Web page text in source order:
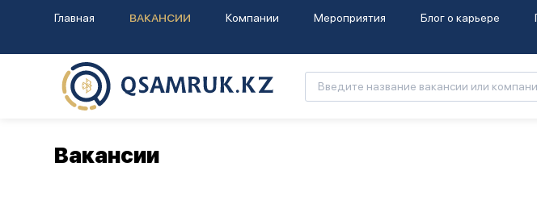
Главная ВАКАНСИИ Компании Мероприятия Блог о карьере
Вакансии